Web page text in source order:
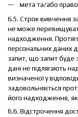
мета та/або
6.5. Строк вивчення
не може
надходження.
персональних даних
запит, що запит буде
дані не підлягають
визначеної у
задовольняється
його надходження,
6.6. Відстрочення